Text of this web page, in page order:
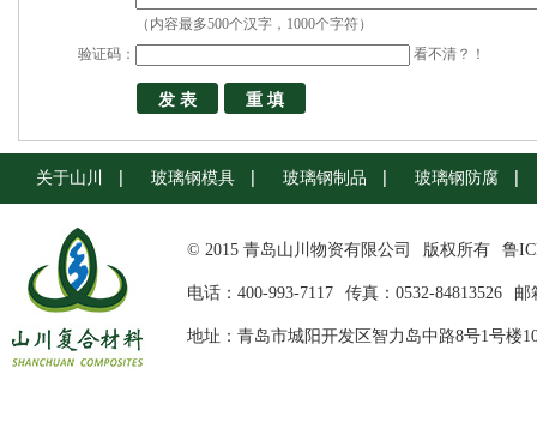
（内容最多500个汉字，1000个字符）
验证码：
看不清？！
关于山川 玻璃钢模具 玻璃钢制品 玻璃钢防腐
© 2015 青岛山川物资有限公司 版权所有 鲁
电话：400-993-7117 传真：0532-84813526 邮
地址：青岛市城阳开发区智力岛中路8号1号楼